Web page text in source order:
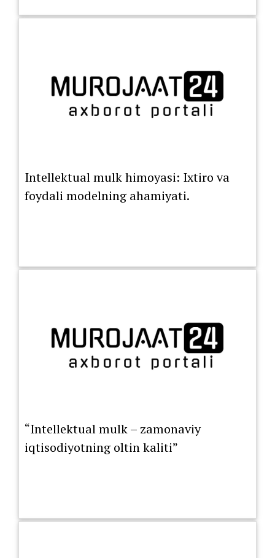
Intellektual mulk himoyasi: Ixtiro va
foydali modelning ahamiyati.
“Intellektual mulk – zamonaviy
iqtisodiyotning oltin kaliti”